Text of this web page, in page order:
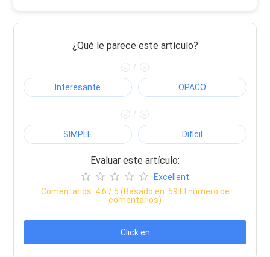
¿Qué le parece este artículo?
/
Interesante OPACO
/
SIMPLE Dificil
Evaluar este artículo:
Excellent
Comentarios: 4.6 / 5 (Basado en: 59 El número de
comentarios)
Click en